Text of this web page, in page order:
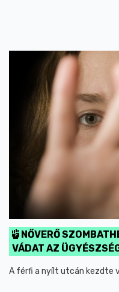
NŐVERŐ
VÁDAT AZ
A férfi a nyílt utcán kezdte